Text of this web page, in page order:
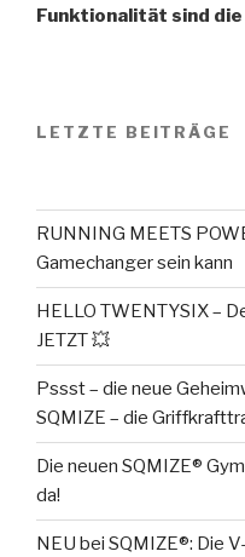
Funktionalität sind
LETZTE BEITRÄGE
RUNNING MEETS
Gamechanger sein kann
HELLO TWENTYSIX –
JETZT 💥
Pssst – die neue
SQMIZE – die
Die neuen SQMIZE®
da!
NEU bei SQMIZE®: Die